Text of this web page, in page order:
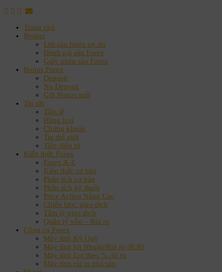
Trang chủ
Broker
List sàn forex uy tín
Đánh giá sàn Forex
Giấy phép sàn Forex
Bonus Forex
Deposit
No Deposit
Gửi Bonus mới
Tin tức
Tiền tệ
Hàng hoá
Chứng khoán
Tin thế giới
Tiền điện tử
Kiến thức Forex
Forex A-Z
Kiến thức cơ bản
Phân tích cơ bản
Phân tích kỹ thuật
Price Action Nâng Cao
Chiến lược giao dịch
Tâm lý giao dịch
Quản lý vốn – Rủi ro
Công cụ Forex
Máy tính Ký Quỹ
Máy tính lợi Nhuận/Rủi ro (R:R)
Máy tính Lot theo % rủi ro
Máy tính rủi ro phá sản